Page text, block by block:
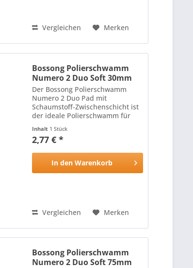
Vergleichen Merken
Bossong Polierschwamm
Numero 2 Duo Soft 30mm
Der Bossong Polierschwamm
Numero 2 Duo Pad mit
Schaumstoff-Zwischenschicht ist
der ideale Polierschwamm für
hitzebeständige Oberfläche des
Polierschwamms mit
wird durch die...
Inhalt 1 Stück
2,77 € *
In den Warenkorb
Vergleichen Merken
Bossong Polierschwamm
Numero 2 Duo Soft 75mm